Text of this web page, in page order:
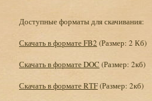
Доступные форматы для скачивания:
Скачать в формате FB2 (Размер: 2 Кб)
Скачать в формате DOC (Размер: 2кб)
Скачать в формате RTF(Размер: 2кб)